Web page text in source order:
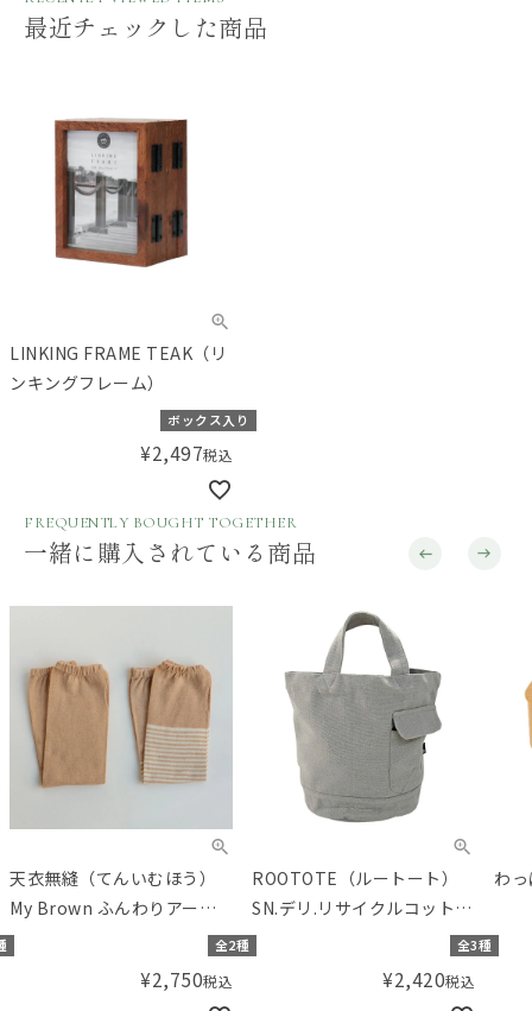
最近チェックした商品
LINKING FRAME TEAK（リ
ンキングフレーム）
ボックス入り
¥2,497税込
FREQUENTLY BOUGHT TOGETHER
一緒に購入されている商品
天衣無縫（てんいむほう）
My Brown ふんわりアーム
カバー
全2種
¥2,750税込
ROOTOTE（ルートート）
SN.デリ.リサイクルコット
ン-B
全3種
¥2,420税込
わ